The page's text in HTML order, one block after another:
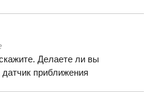
Делаете ли вы
датчик приближения